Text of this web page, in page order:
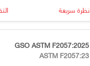
نظرة سريعة
GSO ASTM F2057:2025
ASTM F2057:23